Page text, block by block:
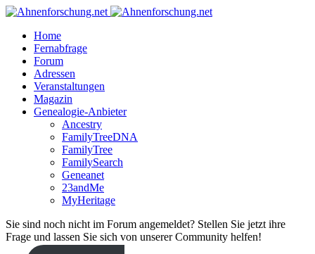
Home
Fernabfrage
Forum
Adressen
Veranstaltungen
Magazin
Genealogie-Anbieter
Ancestry
FamilyTreeDNA
FamilyTree
FamilySearch
Geneanet
23andMe
MyHeritage
Sie sind noch nicht im Forum angemeldet? Stellen Sie jetzt ihre
Frage und lassen Sie sich von unserer Community helfen!